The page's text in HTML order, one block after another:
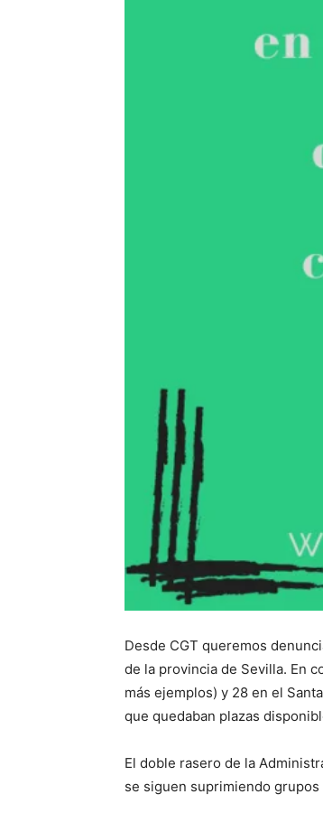
Desde CGT queremos
de la provincia de Sevilla. En
más ejemplos) y 28 en el
que quedaban plazas
El doble rasero de la
se siguen suprimiendo